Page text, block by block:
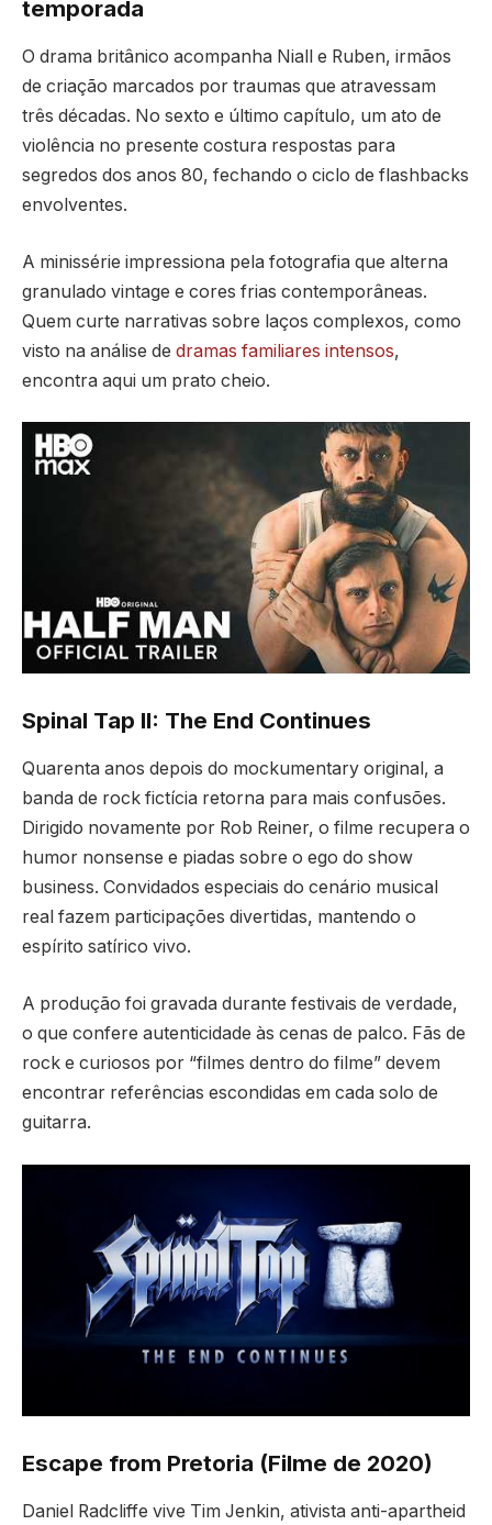
temporada
O drama britânico acompanha Niall e Ruben, irmãos
de criação marcados por traumas que atravessam
três décadas. No sexto e último capítulo, um ato de
violência no presente costura respostas para
segredos dos anos 80, fechando o ciclo de flashbacks
envolventes.
A minissérie impressiona pela fotografia que alterna
granulado vintage e cores frias contemporâneas.
Quem curte narrativas sobre laços complexos, como
visto na análise de dramas familiares intensos,
encontra aqui um prato cheio.
Spinal Tap II: The End Continues
Quarenta anos depois do mockumentary original, a
banda de rock fictícia retorna para mais confusões.
Dirigido novamente por Rob Reiner, o filme recupera o
humor nonsense e piadas sobre o ego do show
business. Convidados especiais do cenário musical
real fazem participações divertidas, mantendo o
espírito satírico vivo.
A produção foi gravada durante festivais de verdade,
o que confere autenticidade às cenas de palco. Fãs de
rock e curiosos por “filmes dentro do filme” devem
encontrar referências escondidas em cada solo de
guitarra.
Escape from Pretoria (Filme de 2020)
Daniel Radcliffe vive Tim Jenkin, ativista anti-apartheid